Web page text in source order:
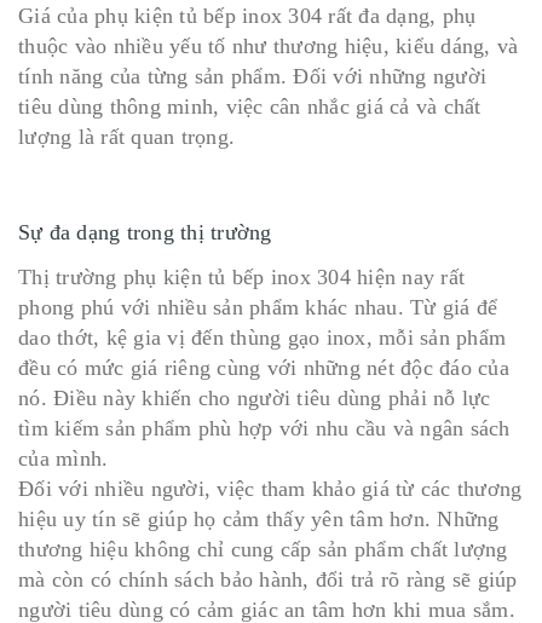
Giá của phụ kiện tủ bếp inox 304 rất đa dạng, phụ
thuộc vào nhiều yếu tố như thương hiệu, kiểu dáng, và
tính năng của từng sản phẩm. Đối với những người
tiêu dùng thông minh, việc cân nhắc giá cả và chất
lượng là rất quan trọng.
Sự đa dạng trong thị trường
Thị trường phụ kiện tủ bếp inox 304 hiện nay rất
phong phú với nhiều sản phẩm khác nhau. Từ giá để
dao thớt, kệ gia vị đến thùng gạo inox, mỗi sản phẩm
đều có mức giá riêng cùng với những nét độc đáo của
nó. Điều này khiến cho người tiêu dùng phải nỗ lực
tìm kiếm sản phẩm phù hợp với nhu cầu và ngân sách
của mình.
Đối với nhiều người, việc tham khảo giá từ các thương
hiệu uy tín sẽ giúp họ cảm thấy yên tâm hơn. Những
thương hiệu không chỉ cung cấp sản phẩm chất lượng
mà còn có chính sách bảo hành, đổi trả rõ ràng sẽ giúp
người tiêu dùng có cảm giác an tâm hơn khi mua sắm.